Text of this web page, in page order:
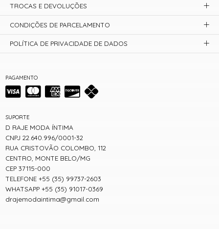
PAGAMENTO
SUPORTE
D RAJE MODA ÍNTIMA
CNPJ 22.640.996/0001-32
RUA CRISTOVÃO COLOMBO, 112
CENTRO, MONTE BELO/MG
CEP 37115-000
TELEFONE +55 (35) 99737-2603
WHATSAPP +55 (35) 91017-0369
drajemodaintima@gmail.com
TROCAS E DEVOLUÇÕES
CONDIÇÕES DE PARCELAMENTO
POLÍTICA DE PRIVACIDADE DE DADOS